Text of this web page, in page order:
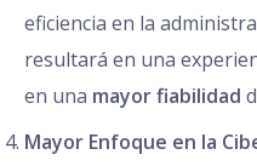
eficiencia en la
resultará en una
en una mayor fiabilidad
Mayor Enfoque en la